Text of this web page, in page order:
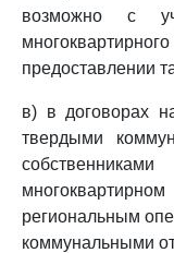
возможно с
предоставлении
в) в договорах
твердыми
региональным
коммунальными